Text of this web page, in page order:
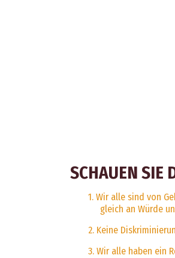
SCHAUEN SIE
1. Wir alle sind von
gleich an Würde
2. Keine
3. Wir alle haben ein